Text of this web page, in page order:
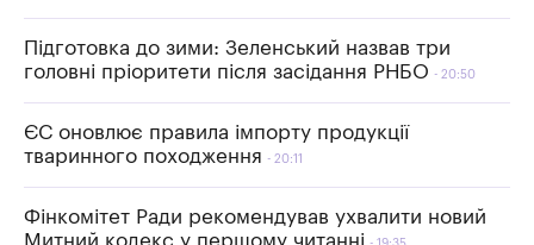
Підготовка до зими: Зеленський назвав три
головні пріоритети після засідання РНБО
20:50
ЄС оновлює правила імпорту продукції
тваринного походження
20:11
Фінкомітет Ради рекомендував ухвалити новий